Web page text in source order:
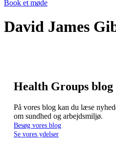
Book et møde
David James
Health Groups blog
På vores blog kan du læse
om sundhed og arbejdsmiljø.
Besøg vores blog
Se vores ydelser